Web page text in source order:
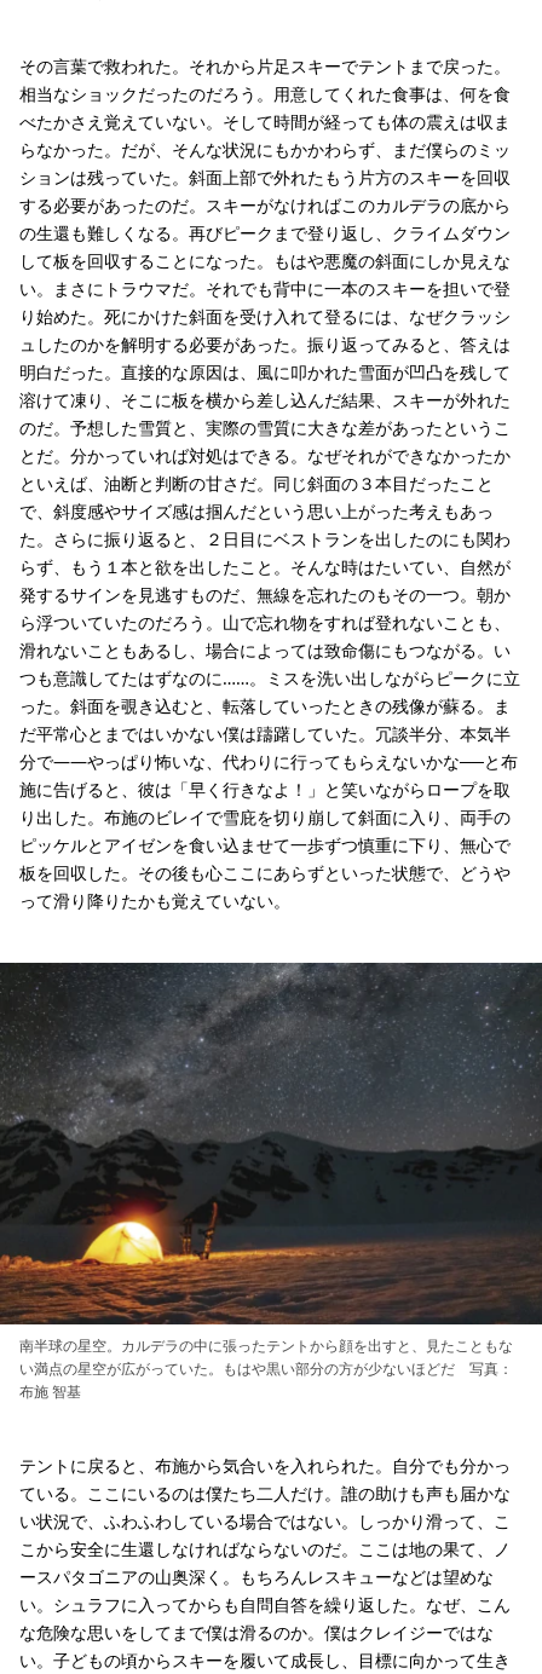
その言葉で救われた。それから片足スキーでテントまで戻った。
相当なショックだったのだろう。用意してくれた食事は、何を食
べたかさえ覚えていない。そして時間が経っても体の震えは収ま
らなかった。だが、そんな状況にもかかわらず、まだ僕らのミッ
ションは残っていた。斜面上部で外れたもう片方のスキーを回収
する必要があったのだ。スキーがなければこのカルデラの底から
の生還も難しくなる。再びピークまで登り返し、クライムダウン
して板を回収することになった。もはや悪魔の斜面にしか見えな
い。まさにトラウマだ。それでも背中に一本のスキーを担いで登
り始めた。死にかけた斜面を受け入れて登るには、なぜクラッシ
ュしたのかを解明する必要があった。振り返ってみると、答えは
明白だった。直接的な原因は、風に叩かれた雪面が凹凸を残して
溶けて凍り、そこに板を横から差し込んだ結果、スキーが外れた
のだ。予想した雪質と、実際の雪質に大きな差があったというこ
とだ。分かっていれば対処はできる。なぜそれができなかったか
といえば、油断と判断の甘さだ。同じ斜面の３本目だったこと
で、斜度感やサイズ感は掴んだという思い上がった考えもあっ
た。さらに振り返ると、２日目にベストランを出したのにも関わ
らず、もう１本と欲を出したこと。そんな時はたいてい、自然が
発するサインを見逃すものだ、無線を忘れたのもその一つ。朝か
ら浮ついていたのだろう。山で忘れ物をすれば登れないことも、
滑れないこともあるし、場合によっては致命傷にもつながる。い
つも意識してたはずなのに……。ミスを洗い出しながらピークに立
った。斜面を覗き込むと、転落していったときの残像が蘇る。ま
だ平常心とまではいかない僕は躊躇していた。冗談半分、本気半
分で——やっぱり怖いな、代わりに行ってもらえないかな──と布
施に告げると、彼は「早く行きなよ！」と笑いながらロープを取
り出した。布施のビレイで雪庇を切り崩して斜面に入り、両手の
ピッケルとアイゼンを食い込ませて一歩ずつ慎重に下り、無心で
板を回収した。その後も心ここにあらずといった状態で、どうや
って滑り降りたかも覚えていない。
南半球の星空。カルデラの中に張ったテントから顔を出すと、見たこともな
い満点の星空が広がっていた。もはや黒い部分の方が少ないほどだ 写真：
布施 智基
テントに戻ると、布施から気合いを入れられた。自分でも分かっ
ている。ここにいるのは僕たち二人だけ。誰の助けも声も届かな
い状況で、ふわふわしている場合ではない。しっかり滑って、こ
こから安全に生還しなければならないのだ。ここは地の果て、ノ
ースパタゴニアの山奥深く。もちろんレスキューなどは望めな
い。シュラフに入ってからも自問自答を繰り返した。なぜ、こん
な危険な思いをしてまで僕は滑るのか。僕はクレイジーではな
い。子どもの頃からスキーを履いて成長し、目標に向かって生き